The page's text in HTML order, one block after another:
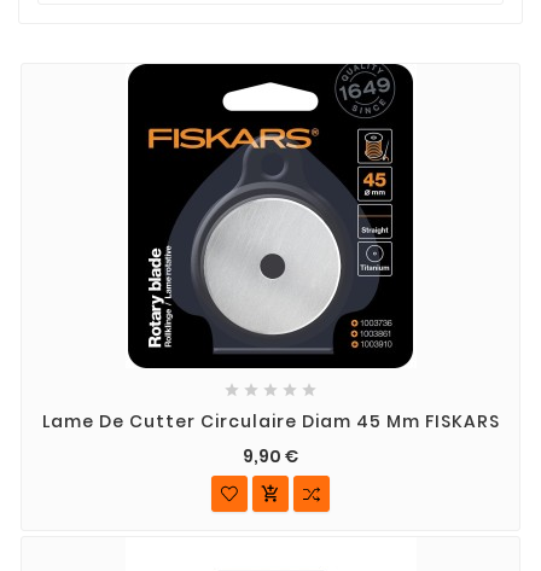
    
Lame De Cutter Circulaire Diam 45 Mm FISKARS
9,90 €
